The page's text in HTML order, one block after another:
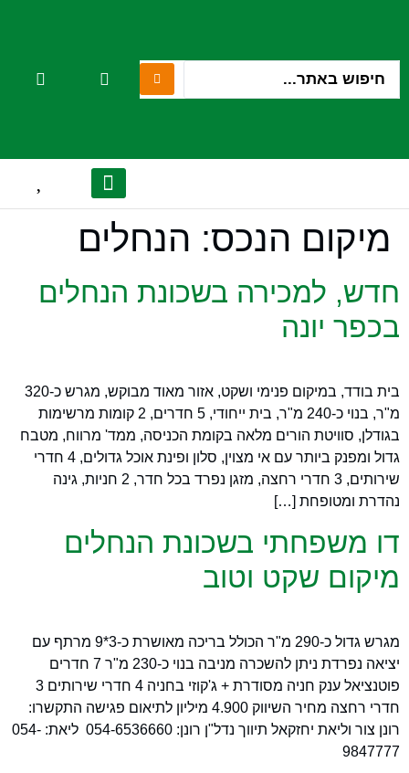
מיקום הנכס: הנחלים
חדש, למכירה בשכונת הנחלים
בכפר יונה
בית בודד, במיקום פנימי ושקט, אזור מאוד מבוקש, מגרש כ-320
מ"ר, בנוי כ-240 מ"ר, בית ייחודי, 5 חדרים, 2 קומות מרשימות
בגודלן, סוויטת הורים מלאה בקומת הכניסה, ממד' מרווח, מטבח
גדול ומפנק ביותר עם אי מצוין, סלון ופינת אוכל גדולים, 4 חדרי
שירותים, 3 חדרי רחצה, מזגן נפרד בכל חדר, 2 חניות, גינה
נהדרת ומטופחת […]
דו משפחתי בשכונת הנחלים
מיקום שקט וטוב
מגרש גדול כ-290 מ"ר הכולל בריכה מאושרת כ-3*9 מרתף עם
יציאה נפרדת ניתן להשכרה מניבה בנוי כ-230 מ"ר 7 חדרים
פוטנציאל ענק חניה מסודרת + ג'קוזי בחניה 4 חדרי שירותים 3
חדרי רחצה מחיר השיווק 4.900 מיליון לתיאום פגישה התקשרו:
רונן צור וליאת יחזקאל תיווך נדל"ן רונן: 054-6536660 ליאת: 054-
9847777